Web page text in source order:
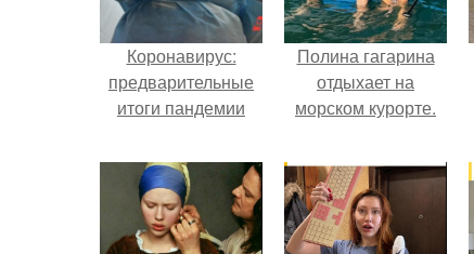
Коронавирус:
предварительные
итоги пандемии
Полина гагарина
отдыхает на
морском курорте.